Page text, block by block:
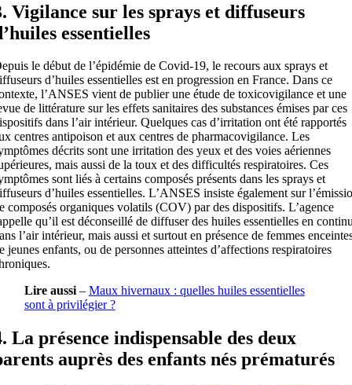
Vigilance sur les sprays et diffuseurs
essentielles
le début de l’épidémie de Covid-19, le recours aux sprays et
d’huiles essentielles est en progression en France. Dans ce
l’ANSES vient de publier une étude de toxicovigilance et une
de littérature sur les effets sanitaires des substances émises par ces
dans l’air intérieur. Quelques cas d’irritation ont été rapportés
centres antipoison et aux centres de pharmacovigilance. Les
décrits sont une irritation des yeux et des voies aériennes
mais aussi de la toux et des difficultés respiratoires. Ces
sont liés à certains composés présents dans les sprays et
d’huiles essentielles. L’ANSES insiste également sur
composés organiques volatils (COV) par des dispositifs. L’agence
qu’il est déconseillé de diffuser des huiles essentielles en
l’air intérieur, mais aussi et surtout en présence de femmes
jeunes enfants, ou de personnes atteintes d’affections respiratoires
Lire aussi– Maux hivernaux : quelles huiles essentielles
sont à privilégier ?
La présence indispensable des deux
auprès des enfants nés prématurés